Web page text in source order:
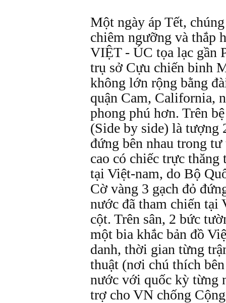
Một ngày áp Tết,
chiêm ngưỡng và thắp
VIỆT - ÚC tọa lạc gần
trụ sở Cựu chiến binh
không lớn rộng bằng
quận Cam, California,
phong phú hơn. Trên
(Side by side) là
đứng bên nhau trong
cao có chiếc trực
tại Việt-nam, do Bộ
Cờ vàng 3 gạch đỏ
nước đã tham chiến tại
cột. Trên sân, 2 bức
một bia khắc bản đồ
danh, thời gian từng
thuật (nơi chú thích
nước với quốc kỳ từng
trợ cho VN chống